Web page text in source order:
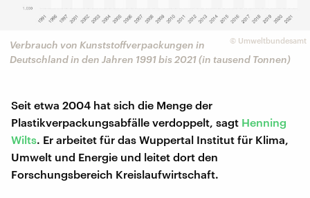
© Umweltbundesamt
Verbrauch von Kunststoffverpackungen in
Deutschland in den Jahren 1991 bis 2021 (in tausend Tonnen)
Seit etwa 2004 hat sich die Menge der
Plastikverpackungsabfälle verdoppelt, sagt Henning
Wilts. Er arbeitet für das Wuppertal Institut für Klima,
Umwelt und Energie und leitet dort den
Forschungsbereich Kreislaufwirtschaft.